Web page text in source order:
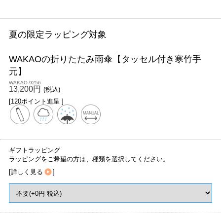
夏の限定ラッピング対象
WAKAOの折りたたみ雨傘【タッセル付き寒竹手
元】
WAKAO-9256
13,200円 (税込)
[120ポイント進呈 ]
ギフトラッピング
ラッピングをご希望の方は、種類を選択してください。
[詳しく見る ]